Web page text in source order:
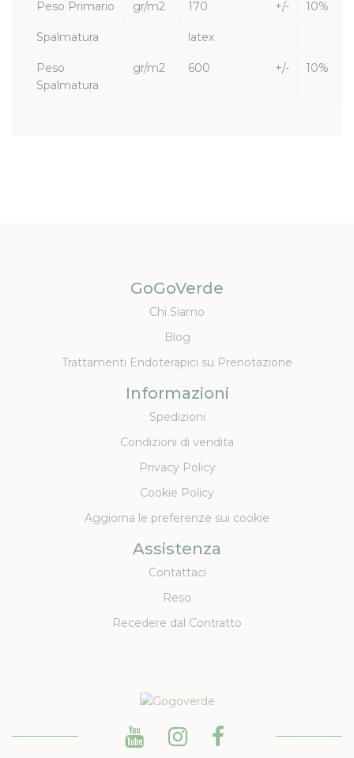
Peso Primario gr/m2 170 +/- 10%
Spalmatura latex
Peso
Spalmatura
gr/m2 600 +/- 10%
GoGoVerde
Chi Siamo
Blog
Trattamenti Endoterapici su Prenotazione
Informazioni
Spedizioni
Condizioni di vendita
Privacy Policy
Cookie Policy
Aggiorna le preferenze sui cookie
Assistenza
Contattaci
Reso
Recedere dal Contratto